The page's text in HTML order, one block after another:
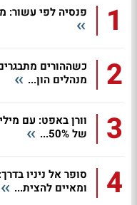
1 פנסיה לפי עשור: מה עושים
2
כשההורים
מנהלים הון...
3
וורן באפט: עם
של 50%...
4
סופר אל ניניו
ומאיים להצית...